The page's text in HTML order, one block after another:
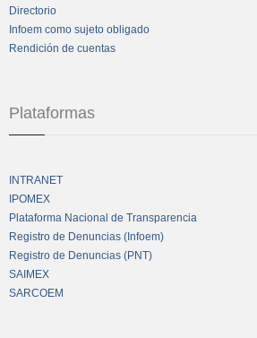
Directorio
Infoem como sujeto obligado
Rendición de cuentas
Plataformas
INTRANET
IPOMEX
Plataforma Nacional de Transparencia
Registro de Denuncias (Infoem)
Registro de Denuncias (PNT)
SAIMEX
SARCOEM